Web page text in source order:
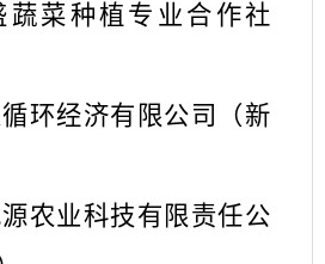
蔬菜种植专业合作社
环经济有限公司（新
农业科技有限责任公